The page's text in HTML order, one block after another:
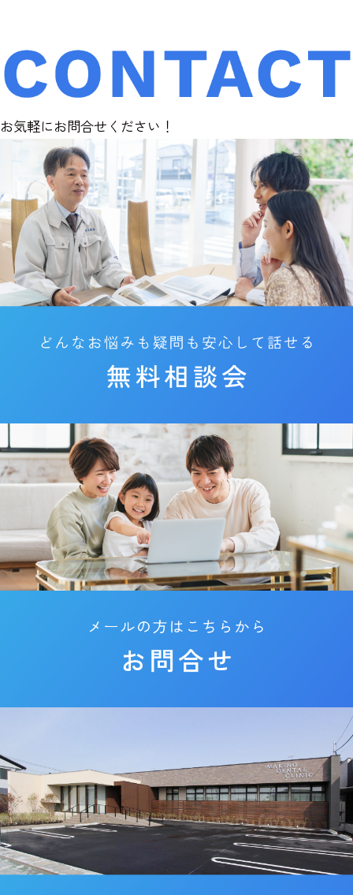
お気軽にお問合せください！